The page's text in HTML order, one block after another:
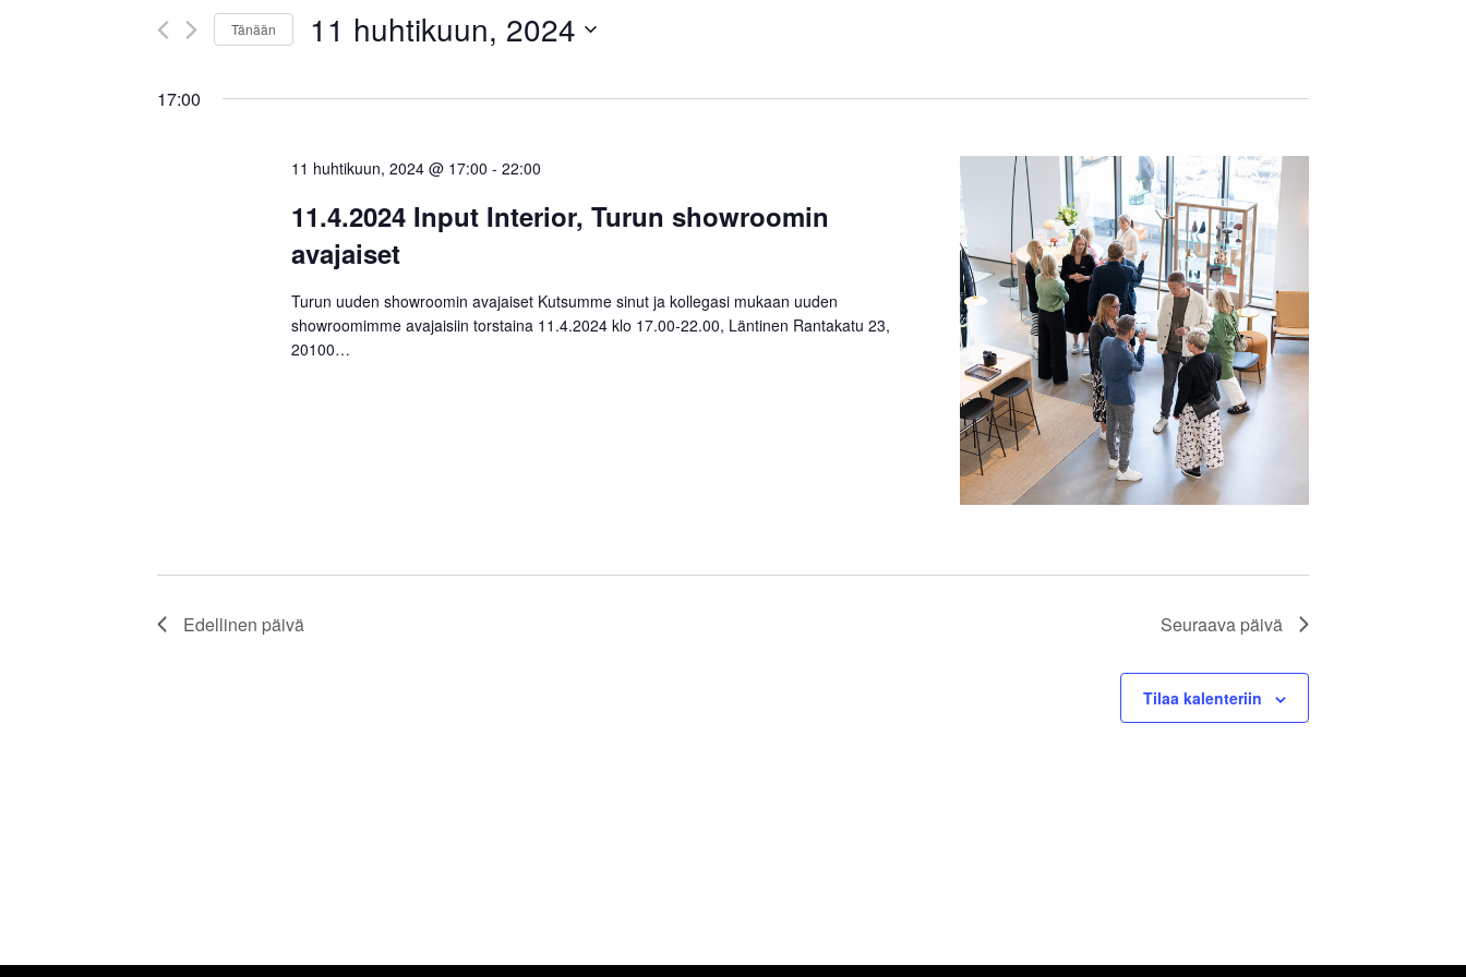
navigointi
hakusanalla.Tänään 11 huhtikuun, 2024
17:00
11 huhtikuun, 2024 @ 17:00 - 22:00
11.4.2024 Input Interior, Turun showroomin
avajaiset
Turun uuden showroomin avajaiset Kutsumme sinut ja kollegasi mukaan uuden
showroomimme avajaisiin torstaina 11.4.2024 klo 17.00-22.00, Läntinen Rantakatu 23,
20100…
Edellinen päivä Seuraava päivä
Tilaa kalenteriin